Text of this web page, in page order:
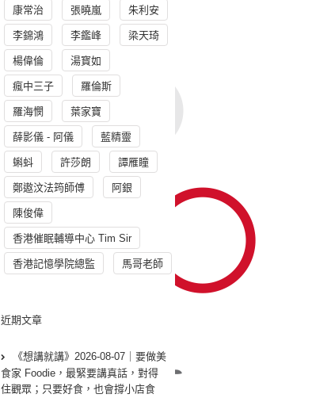
康常治 張曉嵐 朱利安
李錦鴻 李鑑峰 梁天琦
楊偉倫 湯寳如
瘋中三子 羅倫斯
羅海憫 葉家寶
薛影儀 - 阿儀 藍精靈
蝌蚪 許莎朗 譚雁瞳
鄭遨汶法筠師傅 阿銀
陳俊偉
香港催眠輔導中心 Tim Sir
香港記憶學院總監 馬哥老師
近期文章
《想講就講》2026-08-07｜要做美
食家 Foodie，最緊要講真話，對得
住觀眾；只要好食，也會撐小店食